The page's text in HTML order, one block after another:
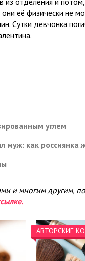
её физически не
Сутки девчонка
углем
муж: как
и многим другим,
АВТОРСКИЕ